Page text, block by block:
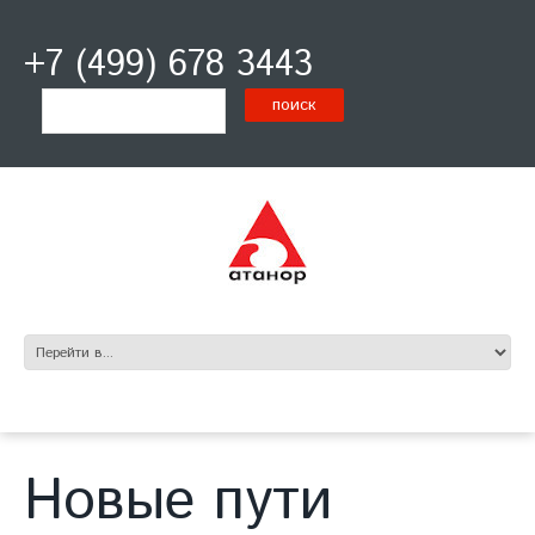
+7 (499) 678 3443
Новые пути